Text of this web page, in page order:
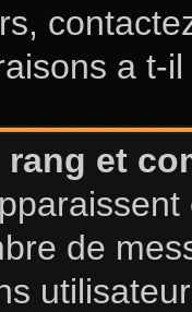
a t-
rang et
de